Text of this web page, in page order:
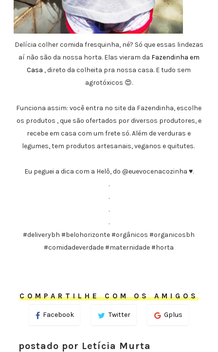
Delícia colher comida fresquinha, né? Só que essas lindezas
aí não são da nossa horta. Elas vieram da Fazendinha em
Casa , direto da colheita pra nossa casa. E tudo sem
agrotóxicos 😍.
Funciona assim: você entra no site da Fazendinha, escolhe
os produtos , que são ofertados por diversos produtores, e
recebe em casa com um frete só. Além de verduras e
legumes, tem produtos artesanais, veganos e quitutes.
Eu peguei a dica com a Helô, do @euevocenacozinha ♥️.
.
.
.
.
#deliverybh #belohorizonte #orgânicos #organicosbh
#comidadeverdade #maternidade #horta
COMPARTILHE COM OS AMIGOS
Facebook Twitter Gplus
postado por Letícia Murta